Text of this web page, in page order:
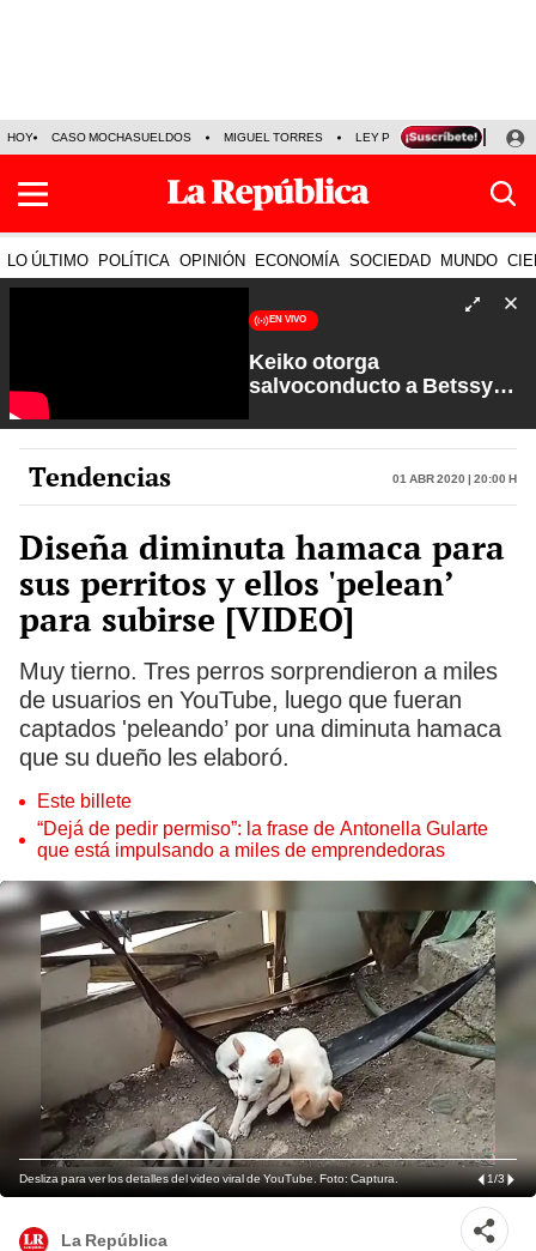
HOY CASO MOCHASUELDOS MIGUEL TORRES LEY PULPÍN PRECIO DEL
LO ÚLTIMO POLÍTICA OPINIÓN ECONOMÍA SOCIEDAD MUNDO
EN VIVO
Keiko otorga
salvoconducto a Betssy
Petroperú | Sin Guion con
Rosa María Palacios
Tendencias 01 Abr 2020 | 20:00 h
Diseña diminuta hamaca para
sus perritos y ellos 'pelean’
para subirse [VIDEO]
Muy tierno. Tres perros sorprendieron a miles
de usuarios en YouTube, luego que fueran
captados 'peleando’ por una diminuta hamaca
que su dueño les elaboró.
Este billete
“Dejá de pedir permiso”: la frase de Antonella Gularte
que está impulsando a miles de emprendedoras
Desliza para ver los detalles del video viral de YouTube. Foto: Captura. 1/3
La República